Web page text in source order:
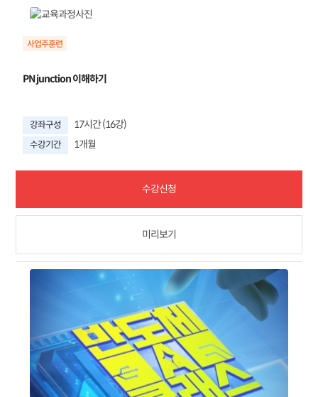
PN junction 이해하기
강좌구성 17시간 (16강)
수강기간 1개월
수강신청
미리보기